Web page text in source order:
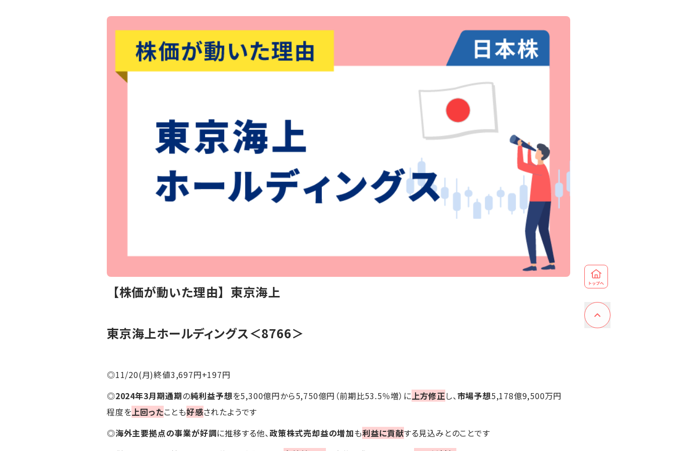
【株価が動いた理由】東京海上
東京海上ホールディングス＜8766＞
◎11/20(月)終値3,697円+197円
◎2024年3月期通期の純利益予想を5,300億円から5,750億円（前期比53.5％増）に 上方修正し、市場予想5,178億9,500万円
程度を 上回ったことも好感されたようです
◎海外主要拠点の事業が好調に推移する他、政策株式売却益の増加も利益に貢献する見込みとのことです